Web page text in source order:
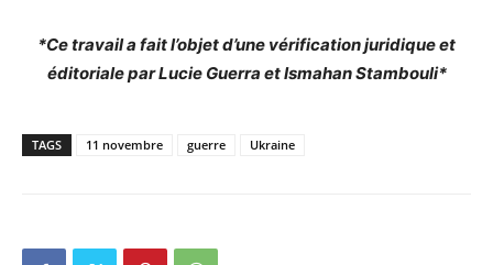
*Ce travail a fait l’objet d’une vérification juridique et
éditoriale par Lucie Guerra et Ismahan Stambouli*
TAGS 11 novembre guerre Ukraine